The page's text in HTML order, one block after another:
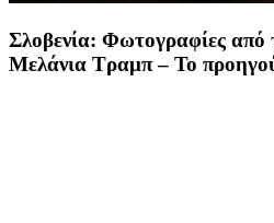
Σλοβενία: Φωτογραφίες από
Μελάνια Τραμπ – To